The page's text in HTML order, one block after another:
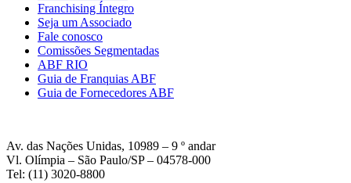
Franchising Íntegro
Seja um Associado
Fale conosco
Comissões Segmentadas
ABF RIO
Guia de Franquias ABF
Guia de Fornecedores ABF
Av. das Nações Unidas, 10989 – 9 º andar
Vl. Olímpia – São Paulo/SP – 04578-000
Tel: (11) 3020-8800